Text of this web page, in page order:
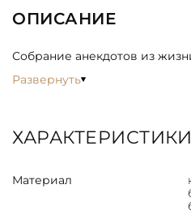
ОПИСАНИЕ
Собрание анекдотов из
рассказы о знаменитом
восточной живописи.
Книга представлена в
Развернуть
ХАРАКТЕРИСТИКИ
Материал